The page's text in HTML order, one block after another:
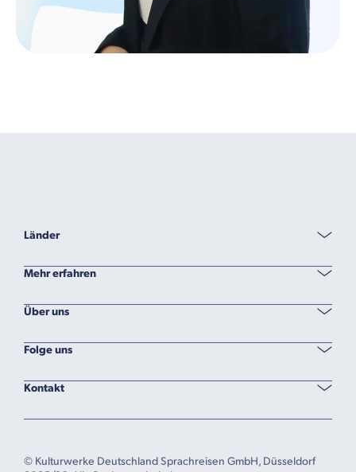
Länder
Mehr erfahren
Über uns
Folge uns
Kontakt
© Kulturwerke Deutschland Sprachreisen GmbH, Düsseldorf